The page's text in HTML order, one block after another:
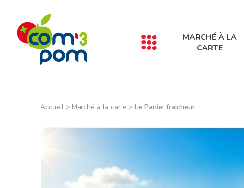
MARCHÉ À LA
CARTE
Accueil > Marché à la carte > Le Panier fraicheur